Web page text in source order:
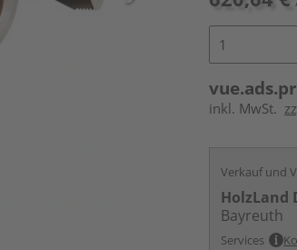
inkl. MwSt.
Verkauf und
HolzLand
Bayreuth
Services